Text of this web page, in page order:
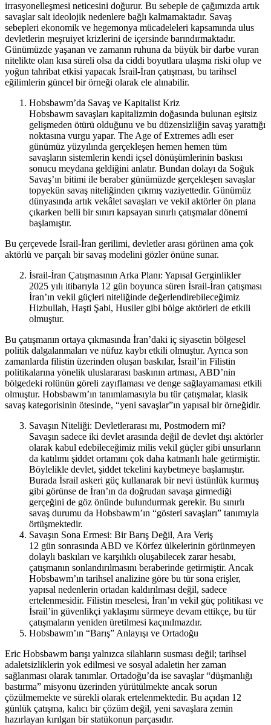
irrasyonelleşmesi neticesini doğurur. Bu sebeple de çağımızda artık
savaşlar salt ideolojik nedenlere bağlı kalmamaktadır. Savaş
sebepleri ekonomik ve hegemonya mücadeleleri kapsamında ulus
devletlerin meşruiyet krizlerini de içersinde barındırmaktadır.
Günümüzde yaşanan ve zamanın ruhuna da büyük bir darbe vuran
nitelikte olan kısa süreli olsa da ciddi boyutlara ulaşma riski olup ve
yoğun tahribat etkisi yapacak İsrail-İran çatışması, bu tarihsel
eğilimlerin güncel bir örneği olarak ele alınabilir.
Hobsbawm’da Savaş ve Kapitalist Kriz
Hobsbawm savaşları kapitalizmin doğasında bulunan eşitsiz
gelişmeden ötürü olduğunu ve bu düzensizliğin savaş yarattığı
noktasına vurgu yapar. The Age of Extremes adlı eser
günümüz yüzyılında gerçekleşen hemen hemen tüm
savaşların sistemlerin kendi içsel dönüşümlerinin baskısı
sonucu meydana geldiğini anlatır. Bundan dolayı da Soğuk
Savaş’ın bitimi ile beraber günümüzde gerçekleşen savaşlar
topyekün savaş niteliğinden çıkmış vaziyettedir. Günümüz
dünyasında artık vekâlet savaşları ve vekil aktörler ön plana
çıkarken belli bir sınırı kapsayan sınırlı çatışmalar dönemi
başlamıştır.
Bu çerçevede İsrail-İran gerilimi, devletler arası görünen ama çok
aktörlü ve parçalı bir savaş modelini gözler önüne sunar.
İsrail-İran Çatışmasının Arka Planı: Yapısal Gerginlikler
2025 yılı itibarıyla 12 gün boyunca süren İsrail-İran çatışması
İran’ın vekil güçleri niteliğinde değerlendirebileceğimiz
Hizbullah, Haşti Şabi, Husiler gibi bölge aktörleri de etkili
olmuştur.
Bu çatışmanın ortaya çıkmasında İran’daki iç siyasetin bölgesel
politik dalgalanmaları ve nüfuz kaybı etkili olmuştur. Ayrıca son
zamanlarda filistin üzerinden oluşan baskılar, İsrail’in Filistin
politikalarına yönelik uluslararası baskının artması, ABD’nin
bölgedeki rolünün göreli zayıflaması ve denge sağlayamaması etkili
olmuştur. Hobsbawm’ın tanımlamasıyla bu tür çatışmalar, klasik
savaş kategorisinin ötesinde, “yeni savaşlar”ın yapısal bir örneğidir.
Savaşın Niteliği: Devletlerarası mı, Postmodern mi?
Savaşın sadece iki devlet arasında değil de devlet dışı aktörler
olarak kabul edebileceğimiz milis vekil güçler gibi unsurların
da katılımı şiddet ortamını çok daha katmanlı hale getirmiştir.
Böylelikle devlet, şiddet tekelini kaybetmeye başlamıştır.
Burada İsrail askeri güç kullanarak bir nevi üstünlük kurmuş
gibi görünse de İran’ın da doğrudan savaşa girmediği
gerçeğini de göz önünde bulundurmak gerekir. Bu sınırlı
savaş durumu da Hobsbawm’ın “gösteri savaşları” tanımıyla
örtüşmektedir.
Savaşın Sona Ermesi: Bir Barış Değil, Ara Veriş
12 gün sonrasında ABD ve Körfez ülkelerinin görünmeyen
dolaylı baskıları ve karşılıklı oluşabilecek zarar hesabı,
çatışmanın sonlandırılmasını beraberinde getirmiştir. Ancak
Hobsbawm’ın tarihsel analizine göre bu tür sona erişler,
yapısal nedenlerin ortadan kaldırılması değil, sadece
ertelenmesidir. Filistin meselesi, İran’ın vekil güç politikası ve
İsrail’in güvenlikçi yaklaşımı sürmeye devam ettikçe, bu tür
çatışmaların yeniden üretilmesi kaçınılmazdır.
Hobsbawm’ın “Barış” Anlayışı ve Ortadoğu
Eric Hobsbawm barışı yalnızca silahların susması değil; tarihsel
adaletsizliklerin yok edilmesi ve sosyal adaletin her zaman
sağlanması olarak tanımlar. Ortadoğu’da ise savaşlar “düşmanlığı
bastırma” misyonu üzerinden yürütülmekte ancak sorun
çözülmemekte ve sürekli olarak ertelenmektedir. Bu açıdan 12
günlük çatışma, kalıcı bir çözüm değil, yeni savaşlara zemin
hazırlayan kırılgan bir statükonun parçasıdır.